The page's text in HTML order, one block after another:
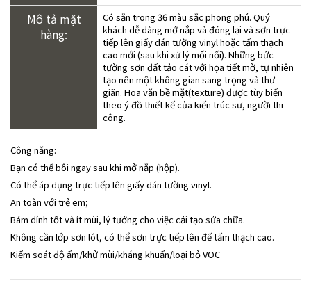
Mô tả mặt
hàng:
Có sẵn trong 36 màu sắc phong phú. Quý
khách dễ dàng mở nắp và đóng lại và sơn trực
tiếp lên giấy dán tường vinyl hoặc tấm thạch
cao mới (sau khi xử lý mối nối). Những bức
tường sơn đất tảo cát với họa tiết mờ, tự nhiên
tạo nên một không gian sang trọng và thư
giãn. Hoa văn bề mặt(texture) được tùy biến
theo ý đồ thiết kế của kiến trúc sư, người thi
công.
Công năng:
Bạn có thể bôi ngay sau khi mở nắp (hộp).
Có thể áp dụng trực tiếp lên giấy dán tường vinyl.
An toàn với trẻ em;
Bám dính tốt và ít mùi, lý tưởng cho việc cải tạo sửa chữa.
Không cần lớp sơn lót, có thể sơn trực tiếp lên đế tấm thạch cao.
Kiểm soát độ ẩm/khử mùi/kháng khuẩn/loại bỏ VOC